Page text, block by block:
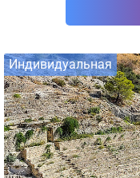
Индивидуальная